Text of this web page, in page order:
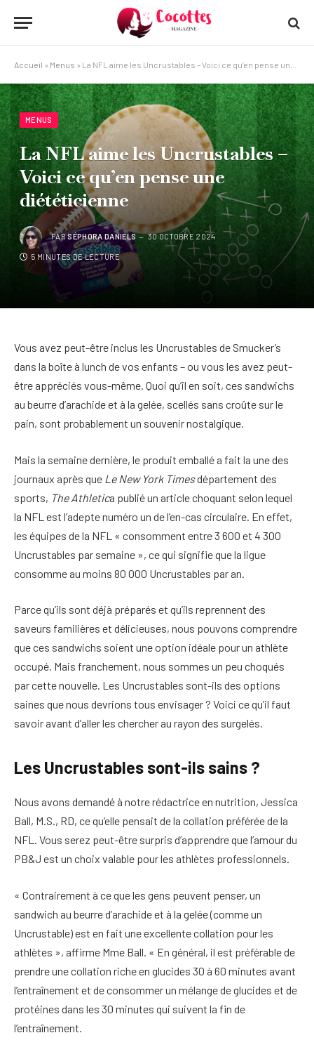
Accueil » Menus » La NFL aime les Uncrustables – Voici ce qu’en pense une diététicienne
MENUS
La NFL aime les Uncrustables –
Voici ce qu’en pense une
diététicienne
PARSÉPHORA DANIELS 30 OCTOBRE 2024
5 MINUTES DE LECTURE
Vous avez peut-être inclus les Uncrustables de Smucker’s
dans la boîte à lunch de vos enfants – ou vous les avez peut-
être appréciés vous-même. Quoi qu’il en soit, ces sandwichs
au beurre d’arachide et à la gelée, scellés sans croûte sur le
pain, sont probablement un souvenir nostalgique.
Mais la semaine dernière, le produit emballé a fait la une des
journaux après que Le New York Timesdépartement des
sports, The Athletica publié un article choquant selon lequel
la NFL est l’adepte numéro un de l’en-cas circulaire. En effet,
les équipes de la NFL « consomment entre 3 600 et 4 300
Uncrustables par semaine », ce qui signifie que la ligue
consomme au moins 80 000 Uncrustables par an.
Parce qu’ils sont déjà préparés et qu’ils reprennent des
saveurs familières et délicieuses, nous pouvons comprendre
que ces sandwichs soient une option idéale pour un athlète
occupé. Mais franchement, nous sommes un peu choqués
par cette nouvelle. Les Uncrustables sont-ils des options
saines que nous devrions tous envisager ? Voici ce qu’il faut
savoir avant d’aller les chercher au rayon des surgelés.
Les Uncrustables sont-ils sains ?
Nous avons demandé à notre rédactrice en nutrition, Jessica
Ball, M.S., RD, ce qu’elle pensait de la collation préférée de la
NFL. Vous serez peut-être surpris d’apprendre que l’amour du
PB&J est un choix valable pour les athlètes professionnels.
« Contrairement à ce que les gens peuvent penser, un
sandwich au beurre d’arachide et à la gelée (comme un
Uncrustable) est en fait une excellente collation pour les
athlètes », affirme Mme Ball. « En général, il est préférable de
prendre une collation riche en glucides 30 à 60 minutes avant
l’entraînement et de consommer un mélange de glucides et de
protéines dans les 30 minutes qui suivent la fin de
l’entraînement.